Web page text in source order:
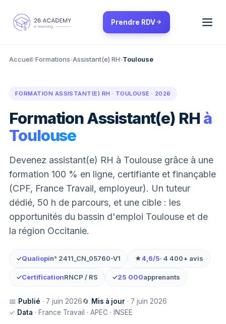
Prendre RDV
Accueil›Formations›Assistant(e) RH›Toulouse
FORMATION ASSISTANT(E) RH · TOULOUSE · 2026
Formation Assistant(e) RH à
Toulouse
Devenez assistant(e) RH à Toulouse grâce à une
formation 100 % en ligne, certifiante et finançable
(CPF, France Travail, employeur). Un tuteur
dédié, 50 h de parcours, et une cible : les
opportunités du bassin d'emploi Toulouse et de
la région Occitanie.
✓Qualiopin° 2411_CN_05760-V1 ★4,6/5· 4 400+ avis
✓CertificationRNCP / RS ✓25 000apprenants
📅 Publié · 7 juin 2026🔄 Mis à jour · 7 juin 2026
✓ Data · France Travail · APEC · INSEE